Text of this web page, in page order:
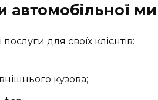
автомобільної
для своїх клієнтів:
кузова;